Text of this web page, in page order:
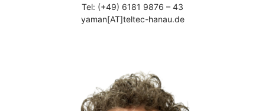
Tel: (+49) 6181 9876 – 43
yaman[AT]teltec-hanau.de